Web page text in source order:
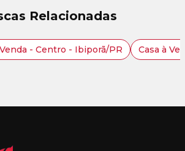
Relacionadas
- Centro - Ibiporã/PR Casa à